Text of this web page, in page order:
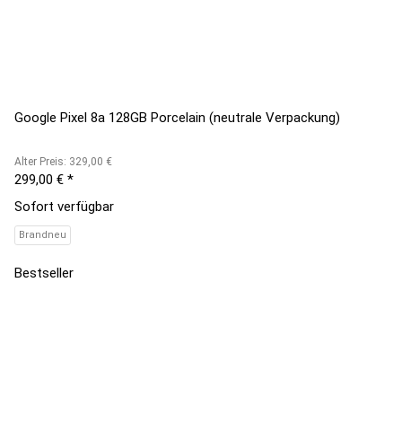
Google Pixel 8a 128GB Porcelain (neutrale Verpackung)
Alter Preis: 329,00 €
299,00 € *
Sofort verfügbar
Brandneu
Bestseller